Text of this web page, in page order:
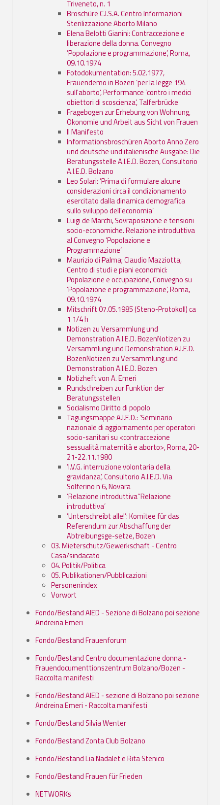
Triveneto, n. 1
Broschüre C.I.S.A. Centro Informazioni
Sterilizzazione Aborto Milano
Elena Belotti Gianini: Contraccezione e
liberazione della donna. Convegno
’Popolazione e programmazione’, Roma,
09.10.1974
Fotodokumentation: 5.02.1977,
Frauendemo in Bozen ’per la legge 194
sull'aborto’, Performance ’contro i medici
obiettori di scoscienza’, Talferbrücke
Fragebogen zur Erhebung von Wohnung,
Ökonomie und Arbeit aus Sicht von Frauen
Il Manifesto
Informationsbroschüren Aborto Anno Zero
und deutsche und italienische Ausgabe: Die
Beratungsstelle A.I.E.D. Bozen, Consultorio
A.I.E.D. Bolzano
Leo Solari: ’Prima di formulare alcune
considerazioni circa il condizionamento
esercitato dalla dinamica demografica
sullo sviluppo dell'economia’
Luigi de Marchi, Sovraposizione e tensioni
socio-economiche. Relazione introduttiva
al Convegno ’Popolazione e
Programmazione’
Maurizio di Palma; Claudio Mazziotta,
Centro di studi e piani economici:
Popolazione e occupazione, Convegno su
’Popolazione e programmazione’, Roma,
09.10.1974
Mitschrift 07.05.1985 (Steno-Protokoll) ca
1 1/4 h
Notizen zu Versammlung und
Demonstration A.I.E.D. BozenNotizen zu
Versammlung und Demonstration A.I.E.D.
BozenNotizen zu Versammlung und
Demonstration A.I.E.D. Bozen
Notizheft von A. Emeri
Rundschreiben zur Funktion der
Beratungsstellen
Socialismo Diritto di popolo
Tagungsmappe A.I.E.D.: ’Seminario
nazionale di aggiornamento per operatori
socio-sanitari su <contraccezione
sessualità maternità e aborto>, Roma, 20-
21-22.11.1980
’I.V.G. interruzione volontaria della
gravidanza’, Consultorio A.I.E.D. Via
Solferino n 6, Novara
’Relazione introduttiva’’Relazione
introduttiva’
’Unterschreibt alle!’: Komitee für das
Referendum zur Abschaffung der
Abtreibungsge-setze, Bozen
03. Mieterschutz/Gewerkschaft - Centro
Casa/sindacato
04. Politik/Politica
05. Publikationen/Pubblicazioni
Personenindex
Vorwort
Fondo/Bestand AIED - Sezione di Bolzano poi sezione
Andreina Emeri
Fondo/Bestand Frauenforum
Fondo/Bestand Centro documentazione donna -
Frauendocumenttionszentrum Bolzano/Bozen -
Raccolta manifesti
Fondo/Bestand AIED - sezione di Bolzano poi sezione
Andreina Emeri - Raccolta manifesti
Fondo/Bestand Silvia Wenter
Fondo/Bestand Zonta Club Bolzano
Fondo/Bestand Lia Nadalet e Rita Stenico
Fondo/Bestand Frauen für Frieden
NETWORKs